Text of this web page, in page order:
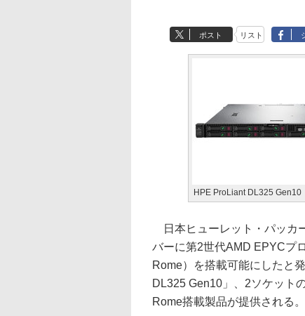
ポスト リスト
HPE ProLiant DL325 Gen10
日本ヒューレット・パッカ
バーに第2世代AMD EPYCプ
Rome）を搭載可能にしたと
DL325 Gen10」、2ソケット
Rome搭載製品が提供される。